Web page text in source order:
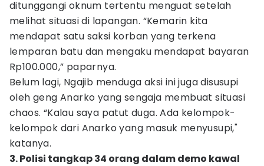
ditunggangi oknum tertentu menguat setelah
melihat situasi di lapangan. “Kemarin kita
mendapat satu saksi korban yang terkena
lemparan batu dan mengaku mendapat bayaran
Rp100.000,” paparnya.
Belum lagi, Ngajib menduga aksi ini juga disusupi
oleh geng Anarko yang sengaja membuat situasi
chaos. “Kalau saya patut duga. Ada kelompok-
kelompok dari Anarko yang masuk menyusupi,"
katanya.
3. Polisi tangkap 34 orang dalam demo kawal